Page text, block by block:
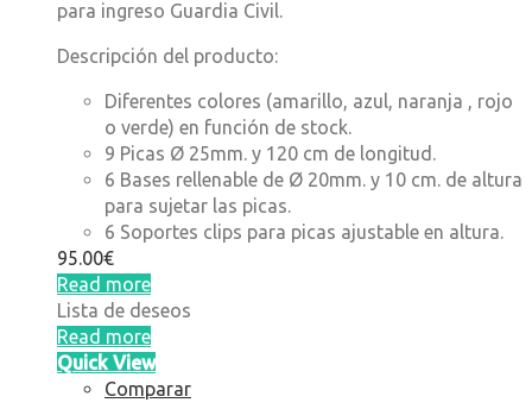
para ingreso Guardia Civil.
Descripción del producto:
Diferentes colores (amarillo, azul, naranja , rojo
o verde) en función de stock.
9 Picas Ø 25mm. y 120 cm de longitud.
6 Bases rellenable de Ø 20mm. y 10 cm. de altura
para sujetar las picas.
6 Soportes clips para picas ajustable en altura.
95.00€
Read more
Lista de deseos
Read more
Quick View
Comparar